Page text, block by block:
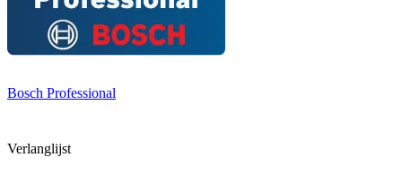
Bosch Professional
Verlanglijst